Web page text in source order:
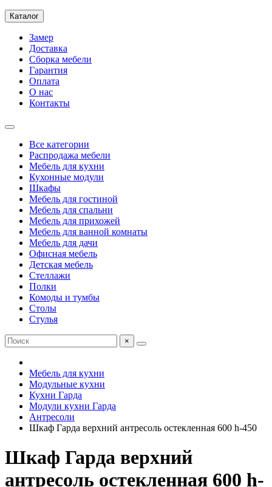
Каталог
Замер
Доставка
Сборка мебели
Гарантия
Оплата
О нас
Контакты
Все категории
Распродажа мебели
Мебель для кухни
Кухонные модули
Шкафы
Мебель для гостиной
Мебель для спальни
Мебель для прихожей
Мебель для ванной комнаты
Мебель для дачи
Офисная мебель
Детская мебель
Стеллажи
Полки
Комоды и тумбы
Столы
Стулья
×
Мебель для кухни
Модульные кухни
Кухни Гарда
Модули кухни Гарда
Антресоли
Шкаф Гарда верхний антресоль остекленная 600 h-450
Шкаф Гарда верхний
антресоль остекленная 600 h-